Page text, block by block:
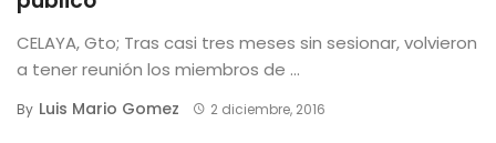
CELAYA, Gto; Tras casi tres meses sin sesionar, volvieron
a tener reunión los miembros de ...
By Luis Mario Gomez 2 diciembre, 2016